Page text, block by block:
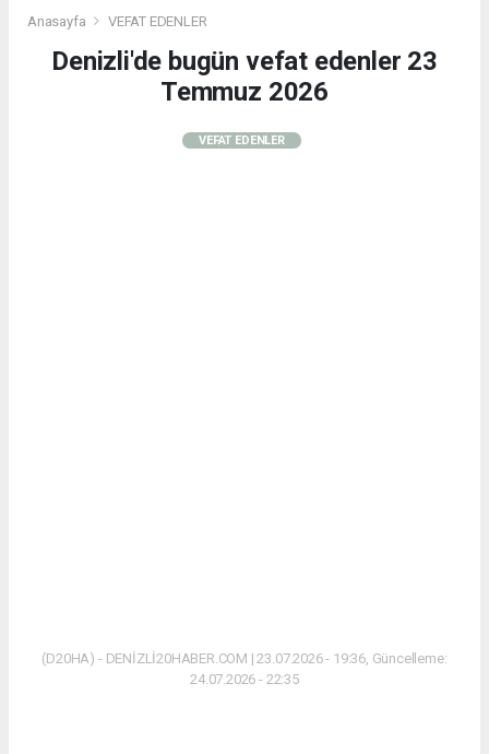
Anasayfa VEFAT EDENLER
Denizli'de bugün vefat edenler 23
Temmuz 2026
VEFAT EDENLER
(D20HA) - DENİZLİ20HABER.COM | 23.07.2026 - 19:36, Güncelleme:
24.07.2026 - 22:35